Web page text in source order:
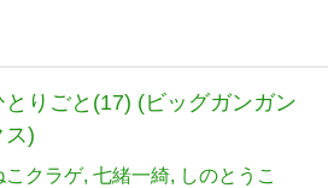
りごと(17) (ビッグガンガン
ス)
こクラゲ 七緒一綺 しのとうこ